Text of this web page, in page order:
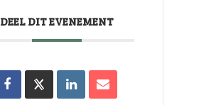
DEEL DIT EVENEMENT